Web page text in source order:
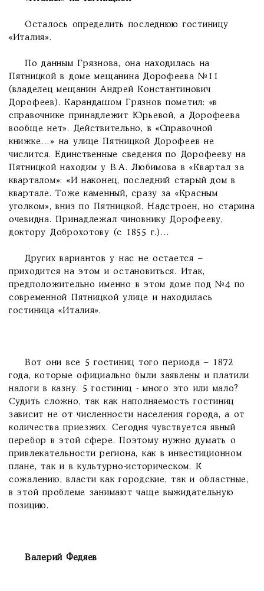
Осталось определить последнюю гостиницу
«Италия».
По данным Грязнова, она находилась на
Пятницкой в доме мещанина Дорофеева №11
(владелец мещанин Андрей Константинович
Дорофеев). Карандашом Грязнов пометил: «в
справочнике принадлежит Юрьевой, а Дорофеева
вообще нет». Действительно, в «Справочной
книжке…» на улице Пятницкой Дорофеев не
числится. Единственные сведения по Дорофееву на
Пятницкой находим у В.А. Любимова в «Квартал за
кварталом»: «И наконец, последний старый дом в
квартале. Тоже каменный, сразу за «Красным
уголком», вниз по Пятницкой. Надстроен, но старина
очевидна. Принадлежал чиновнику Дорофееву,
доктору Доброхотову (с 1855 г.)…
Других вариантов у нас не остается –
приходится на этом и остановиться. Итак,
предположительно именно в этом доме под №4 по
современной Пятницкой улице и находилась
гостиница «Италия».
Вот они все 5 гостиниц того периода – 1872
года, которые официально были заявлены и платили
налоги в казну. 5 гостиниц - много это или мало?
Судить сложно, так как наполняемость гостиниц
зависит не от численности населения города, а от
количества приезжих. Сегодня чувствуется явный
перебор в этой сфере. Поэтому нужно думать о
привлекательности региона, как в инвестиционном
плане, так и в культурно-историческом. К
сожалению, власти как городские, так и областные,
в этой проблеме занимают чаще выжидательную
позицию.
Валерий Федяев